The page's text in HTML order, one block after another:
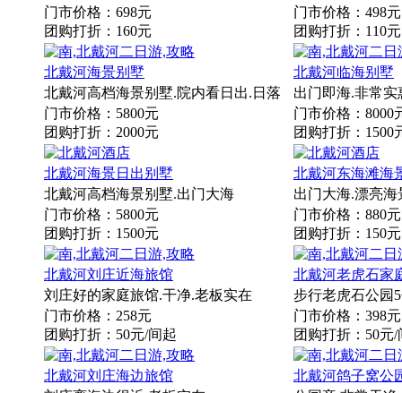
门市价格：698元
团购打折：160元
门市价格：498元
团购打折：110元
北戴河海景别墅
北戴河临海别墅
北戴河高档海景别墅.院内看日出.日落
出门即海.非常
门市价格：5800元
团购打折：2000元
门市价格：8000
团购打折：1500
北戴河海景日出别墅
北戴河东海滩海
北戴河高档海景别墅.出门大海
出门大海.漂亮海
门市价格：5800元
团购打折：1500元
门市价格：880元
团购打折：150元
北戴河刘庄近海旅馆
北戴河老虎石家
刘庄好的家庭旅馆.干净.老板实在
步行老虎石公园
门市价格：258元
团购打折：50元/间起
门市价格：398元
团购打折：50元/
北戴河刘庄海边旅馆
北戴河鸽子窝公